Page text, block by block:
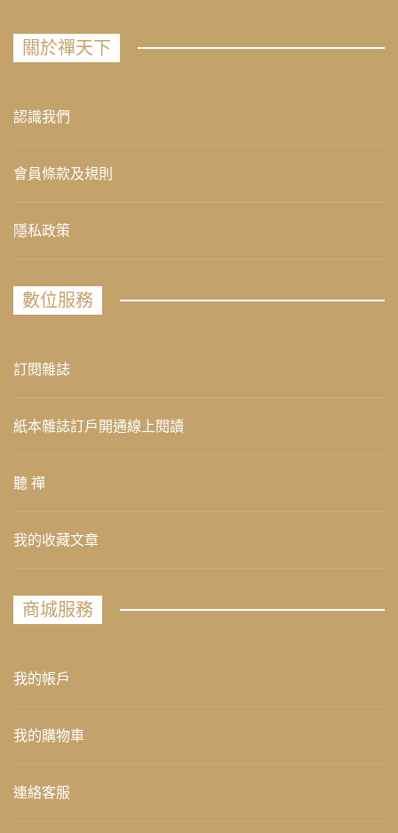
關於禪天下
認識我們
會員條款及規則
隱私政策
數位服務
訂閱雜誌
紙本雜誌訂戶開通線上閱讀
聽 禪
我的收藏文章
商城服務
我的帳戶
我的購物車
連絡客服